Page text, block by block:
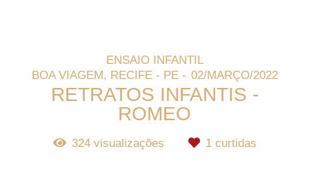
ENSAIO INFANTIL
BOA VIAGEM, RECIFE - PE
02/MARÇO/2022
RETRATOS INFANTIS -
ROMEO
324visualizações 1curtidas